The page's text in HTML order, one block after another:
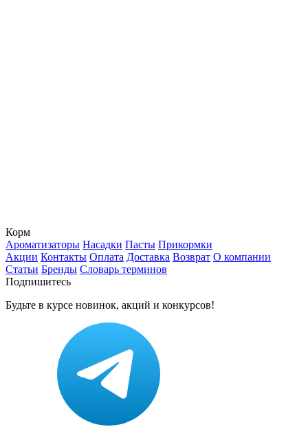
Корм
Ароматизаторы Насадки Пасты Прикормки
Акции Контакты Оплата Доставка Возврат О компании
Статьи Бренды Словарь терминов
Подпишитесь
Будьте в курсе новинок, акций и конкурсов!